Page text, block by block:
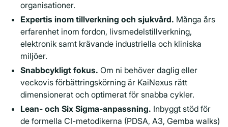
organisationer.
Expertis inom tillverkning och sjukvård. Många års
erfarenhet inom fordon, livsmedelstillverkning,
elektronik samt krävande industriella och kliniska
miljöer.
Snabbcykligt fokus. Om ni behöver daglig eller
veckovis förbättringskörning är KaiNexus rätt
dimensionerat och optimerat för snabba cykler.
Lean- och Six Sigma-anpassning. Inbyggt stöd för
de formella CI-metodikerna (PDSA, A3, Gemba walks)